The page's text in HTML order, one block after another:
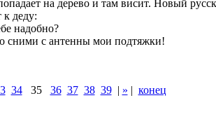
на дерево и там висит. Новый
к деду:
надобно?
сними с антенны мои подтяжки!
34 35 36 37 38 39| » | конец